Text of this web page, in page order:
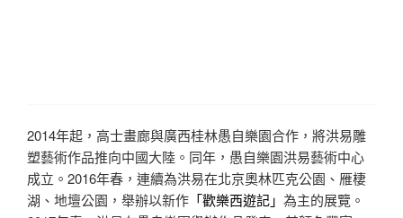
2014年起，高士畫廊與廣西桂林愚自樂園合作，將洪易雕
塑藝術作品推向中國大陸。同年，愚自樂園洪易藝術中心
成立。2016年春，連續為洪易在北京奧林匹克公園、雁棲
湖、地壇公園，舉辦以新作 「歡樂西遊記」 為主的展覽。